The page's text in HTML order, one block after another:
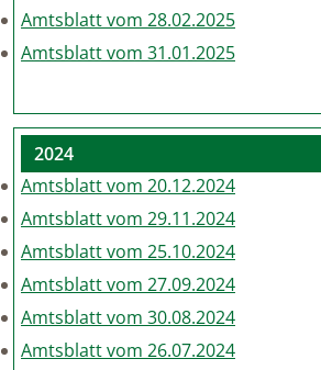
Amtsblatt vom 28.02.2025
Amtsblatt vom 31.01.2025
2024
Amtsblatt vom 20.12.2024
Amtsblatt vom 29.11.2024
Amtsblatt vom 25.10.2024
Amtsblatt vom 27.09.2024
Amtsblatt vom 30.08.2024
Amtsblatt vom 26.07.2024